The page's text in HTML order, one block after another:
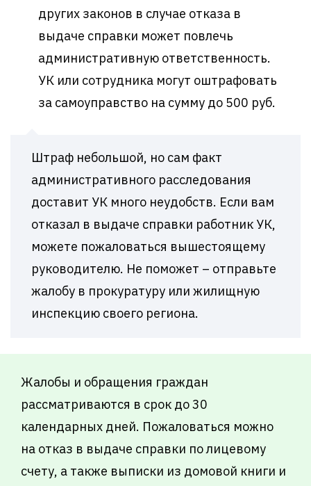
других законов в случае отказа в
выдаче справки может повлечь
административную ответственность.
УК или сотрудника могут оштрафовать
за самоуправство на сумму до 500 руб.
Штраф небольшой, но сам факт
административного расследования
доставит УК много неудобств. Если вам
отказал в выдаче справки работник УК,
можете пожаловаться вышестоящему
руководителю. Не поможет – отправьте
жалобу в прокуратуру или жилищную
инспекцию своего региона.
Жалобы и обращения граждан
рассматриваются в срок до 30
календарных дней. Пожаловаться можно
на отказ в выдаче справки по лицевому
счету, а также выписки из домовой книги и